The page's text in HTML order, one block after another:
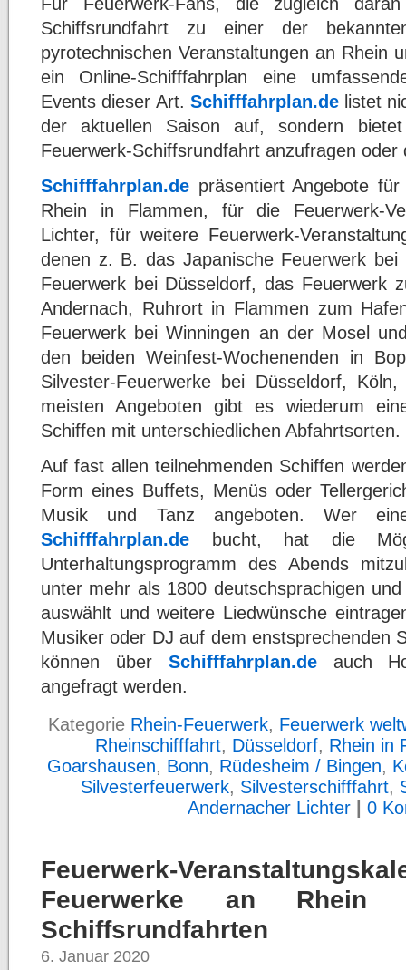
Schiffsrundfahrt zu einer der
pyrotechnischen Veranstaltungen an Rhein
ein Online-Schifffahrplan eine
Events dieser Art. Schifffahrplan.delistet
der aktuellen Saison auf, sondern
Feuerwerk-Schiffsrundfahrt anzufragen oder
Schifffahrplan.de präsentiert Angebote
Rhein in Flammen, für die Feuerwerk-
Lichter, für weitere Feuerwerk-
denen z. B. das Japanische Feuerwerk bei
Feuerwerk bei Düsseldorf, das Feuerwerk
Andernach, Ruhrort in Flammen zum
Feuerwerk bei Winningen an der Mosel
den beiden Weinfest-Wochenenden in
Silvester-Feuerwerke bei Düsseldorf,
meisten Angeboten gibt es wiederum
Schiffen mit unterschiedlichen Abfahrtsorten.
Auf fast allen teilnehmenden Schiffen
Form eines Buffets, Menüs oder
Musik und Tanz angeboten. Wer
Schifffahrplan.de bucht, hat die
Unterhaltungsprogramm des Abends
unter mehr als 1800 deutschsprachigen
auswählt und weitere Liedwünsche
Musiker oder DJ auf dem enstsprechenden
können über Schifffahrplan.deauch
angefragt werden.
Kategorie Rhein-Feuerwerk, Feuerwerk
Rheinschifffahrt, Düsseldorf, Rhein in
Goarshausen, Bonn, Rüdesheim / Bingen,
Silvesterfeuerwerk, Silvesterschifffahrt,
Andernacher Lichter
0
Feuerwerk-
Feuerwerke an
Schiffsrundfahrten
6. Januar 2020